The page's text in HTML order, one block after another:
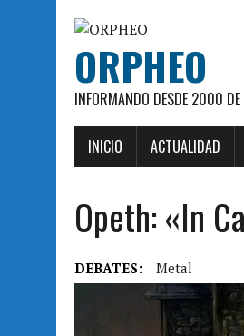
ORPHEO
INFORMANDO DESDE 2000
INICIO ACTUALIDAD
Opeth: «In
DEBATES: Metal